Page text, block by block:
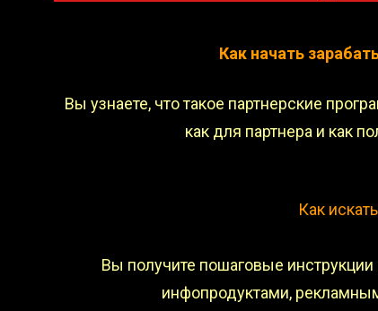
Как начать
Вы узнаете, что такое партнерские
как для партнера и как
Как
Вы получите пошаговые
инфопродуктами,